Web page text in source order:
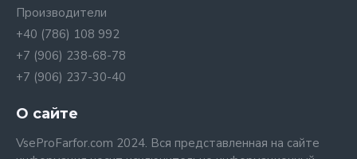
Производители
+40 (786) 108 992
+7 (906) 238-68-78
+7 (906) 237-30-40
О сайте
VseProFarfor.com 2024. Вся представленная на сайте